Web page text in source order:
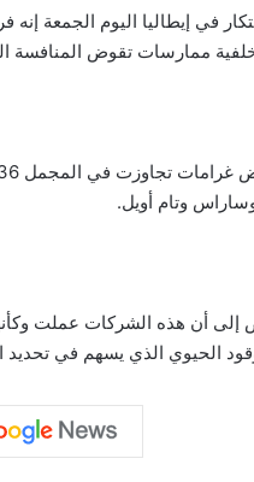
في إيطاليا اليوم
ممارسات تقوض المنافسة
الحيوي الذي يسهم في تحديد